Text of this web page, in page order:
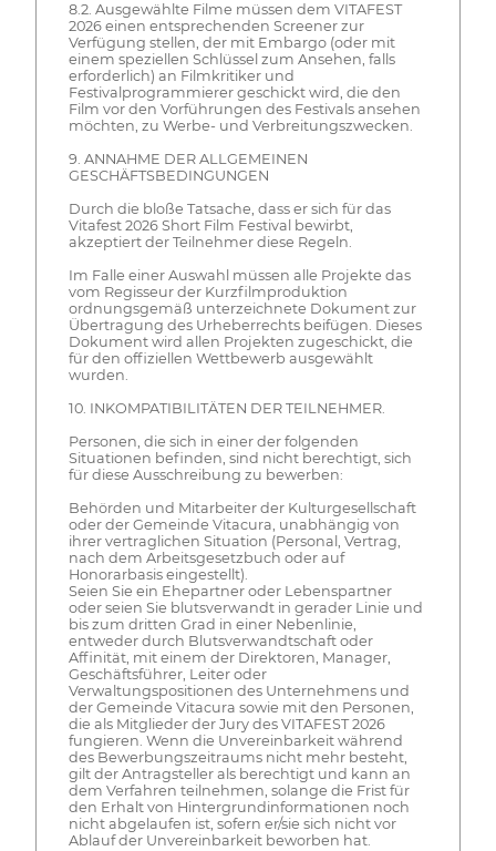
8.2. Ausgewählte Filme müssen dem VITAFEST
2026 einen entsprechenden Screener zur
Verfügung stellen, der mit Embargo (oder mit
einem speziellen Schlüssel zum Ansehen, falls
erforderlich) an Filmkritiker und
Festivalprogrammierer geschickt wird, die den
Film vor den Vorführungen des Festivals ansehen
möchten, zu Werbe- und Verbreitungszwecken.
9. ANNAHME DER ALLGEMEINEN
GESCHÄFTSBEDINGUNGEN
Durch die bloße Tatsache, dass er sich für das
Vitafest 2026 Short Film Festival bewirbt,
akzeptiert der Teilnehmer diese Regeln.
Im Falle einer Auswahl müssen alle Projekte das
vom Regisseur der Kurzfilmproduktion
ordnungsgemäß unterzeichnete Dokument zur
Übertragung des Urheberrechts beifügen. Dieses
Dokument wird allen Projekten zugeschickt, die
für den offiziellen Wettbewerb ausgewählt
wurden.
10. INKOMPATIBILITÄTEN DER TEILNEHMER.
Personen, die sich in einer der folgenden
Situationen befinden, sind nicht berechtigt, sich
für diese Ausschreibung zu bewerben:
Behörden und Mitarbeiter der Kulturgesellschaft
oder der Gemeinde Vitacura, unabhängig von
ihrer vertraglichen Situation (Personal, Vertrag,
nach dem Arbeitsgesetzbuch oder auf
Honorarbasis eingestellt).
Seien Sie ein Ehepartner oder Lebenspartner
oder seien Sie blutsverwandt in gerader Linie und
bis zum dritten Grad in einer Nebenlinie,
entweder durch Blutsverwandtschaft oder
Affinität, mit einem der Direktoren, Manager,
Geschäftsführer, Leiter oder
Verwaltungspositionen des Unternehmens und
der Gemeinde Vitacura sowie mit den Personen,
die als Mitglieder der Jury des VITAFEST 2026
fungieren. Wenn die Unvereinbarkeit während
des Bewerbungszeitraums nicht mehr besteht,
gilt der Antragsteller als berechtigt und kann an
dem Verfahren teilnehmen, solange die Frist für
den Erhalt von Hintergrundinformationen noch
nicht abgelaufen ist, sofern er/sie sich nicht vor
Ablauf der Unvereinbarkeit beworben hat.